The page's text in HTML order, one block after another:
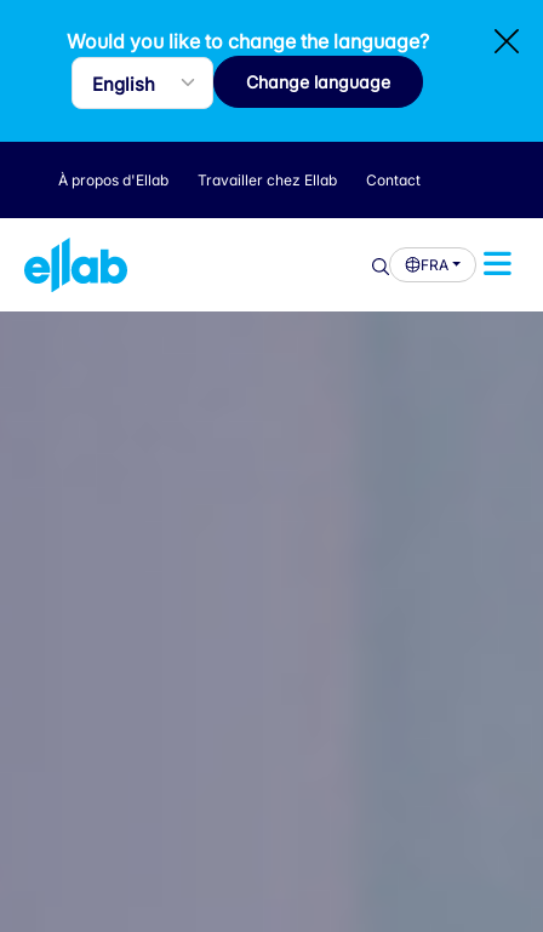
Would you like to change the language?
Change language
À propos d'Ellab Travailler chez Ellab Contact
FRA